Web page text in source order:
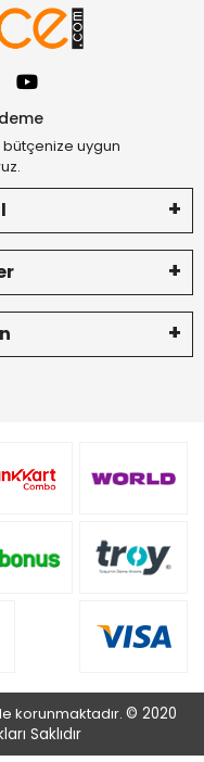
uygun
korunmaktadır. © 2020
Saklıdır